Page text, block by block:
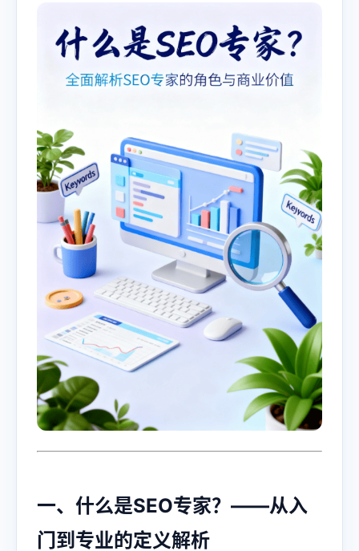
一、什么是SEO专家？——从入
门到专业的定义解析